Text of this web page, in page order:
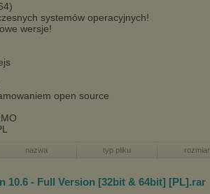
systemów operacyjnych!
wersje!
open source
nazwa typ pliku rozmiar
10.6 - Full Version [32bit & 64bit] [PL].rar